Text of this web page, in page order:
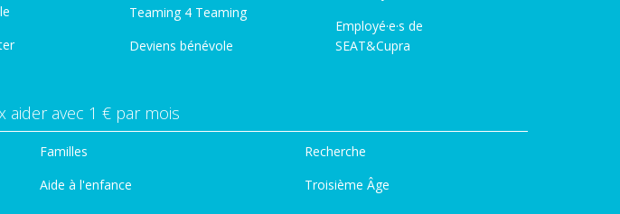
Teaming 4 Teaming
Deviens bénévole
Employé·e·s de
SEAT&Cupra
avec 1 € par mois
Familles
Aide à l'enfance
Recherche
Troisième Âge